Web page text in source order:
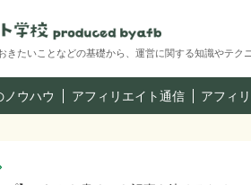
きたいことなどの基礎から、運営に関する知識やテ
ノウハウ アフィリエイト通信 アフィ